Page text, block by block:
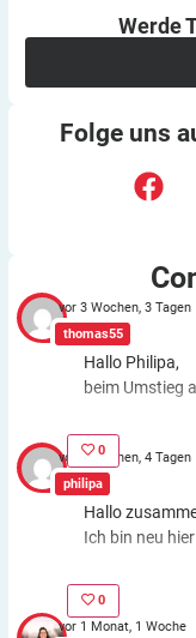
Werde
Folge uns
thomas55
vor 3 Wochen, 3 Tagen
Hallo Philipa,
beim Umstieg
ICT.
Basalrate
körperlichen
für eine Zeit
Schätzfehlern
du einfach mit
0
philipa
vor 3 Wochen, 4 Tagen
Hallo
Ich bin neu
bekommen
0
vor 1 Monat, 1 Woche